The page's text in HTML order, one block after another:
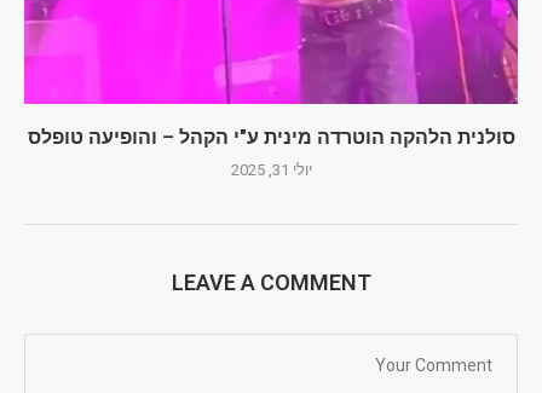
סולנית הלהקה הוטרדה מינית ע"י הקהל – והופיעה טופלס
יולי 31, 2025
LEAVE A COMMENT